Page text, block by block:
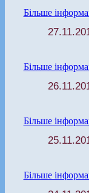
Більше
Більше
Більше
Більше